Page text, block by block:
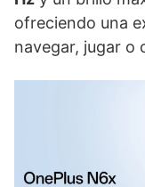
ofreciendo una
navegar, jugar o